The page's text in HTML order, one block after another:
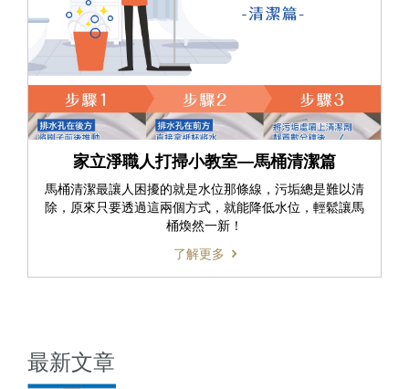
家立淨職人打掃小教室—馬桶清潔篇
馬桶清潔最讓人困擾的就是水位那條線，污垢總是難以清
除，原來只要透過這兩個方式，就能降低水位，輕鬆讓馬
桶煥然一新！
了解更多
最新文章